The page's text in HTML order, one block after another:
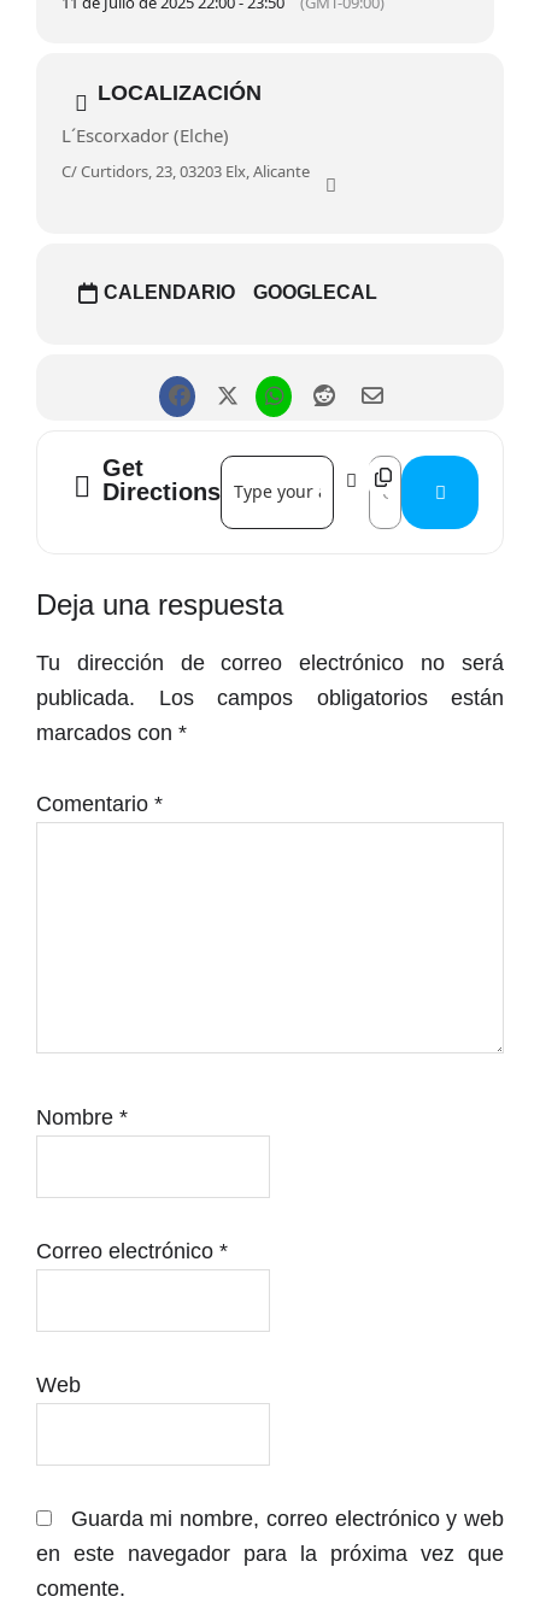
LOCALIZACIÓN
L´Escorxador (Elche)
C/ Curtidors, 23, 03203 Elx, Alicante
CALENDARIO GOOGLECAL
Get
Directions
Address - Cinema D´Estiu enDestination Address
Interacciones
los
lectores
Deja una respuesta
Tu dirección de correo electrónico no será
publicada.
Los campos obligatorios están
marcados con *
Comentario *
Nombre *
Correo electrónico *
Web
Guarda mi nombre, correo electrónico y web
en este navegador para la próxima vez que
comente.